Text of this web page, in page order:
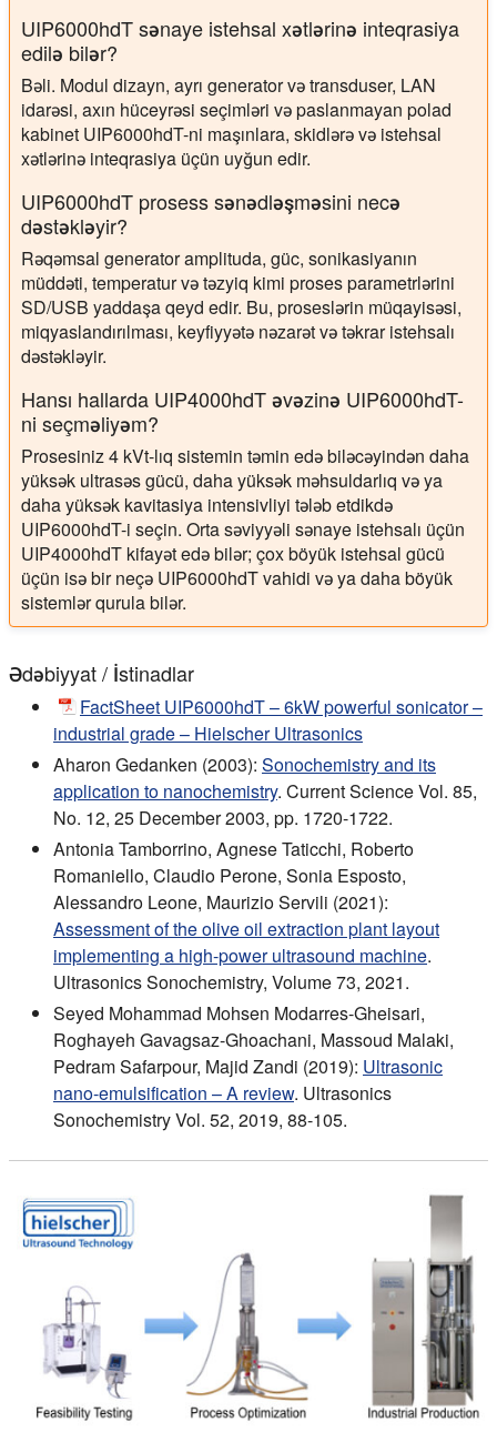
UIP6000hdT sənaye istehsal xətlərinə inteqrasiya
edilə bilər?
Bəli. Modul dizayn, ayrı generator və transduser, LAN
idarəsi, axın hüceyrəsi seçimləri və paslanmayan polad
kabinet UIP6000hdT-ni maşınlara, skidlərə və istehsal
xətlərinə inteqrasiya üçün uyğun edir.
UIP6000hdT prosess sənədləşməsini necə
dəstəkləyir?
Rəqəmsal generator amplituda, güc, sonikasiyanın
müddəti, temperatur və təzyiq kimi proses parametrlərini
SD/USB yaddaşa qeyd edir. Bu, proseslərin müqayisəsi,
miqyaslandırılması, keyfiyyətə nəzarət və təkrar istehsalı
dəstəkləyir.
Hansı hallarda UIP4000hdT əvəzinə UIP6000hdT-
ni seçməliyəm?
Prosesiniz 4 kVt-lıq sistemin təmin edə biləcəyindən daha
yüksək ultrasəs gücü, daha yüksək məhsuldarlıq və ya
daha yüksək kavitasiya intensivliyi tələb etdikdə
UIP6000hdT-i seçin. Orta səviyyəli sənaye istehsalı üçün
UIP4000hdT kifayət edə bilər; çox böyük istehsal gücü
üçün isə bir neçə UIP6000hdT vahidi və ya daha böyük
sistemlər qurula bilər.
Ədəbiyyat / İstinadlar
FactSheet UIP6000hdT – 6kW powerful sonicator –
industrial grade – Hielscher Ultrasonics
Aharon Gedanken (2003): Sonochemistry and its
application to nanochemistry. Current Science Vol. 85,
No. 12, 25 December 2003, pp. 1720-1722.
Antonia Tamborrino, Agnese Taticchi, Roberto
Romaniello, Claudio Perone, Sonia Esposto,
Alessandro Leone, Maurizio Servili (2021):
Assessment of the olive oil extraction plant layout
implementing a high-power ultrasound machine.
Ultrasonics Sonochemistry, Volume 73, 2021.
Seyed Mohammad Mohsen Modarres-Gheisari,
Roghayeh Gavagsaz-Ghoachani, Massoud Malaki,
Pedram Safarpour, Majid Zandi (2019): Ultrasonic
nano-emulsification – A review. Ultrasonics
Sonochemistry Vol. 52, 2019, 88-105.